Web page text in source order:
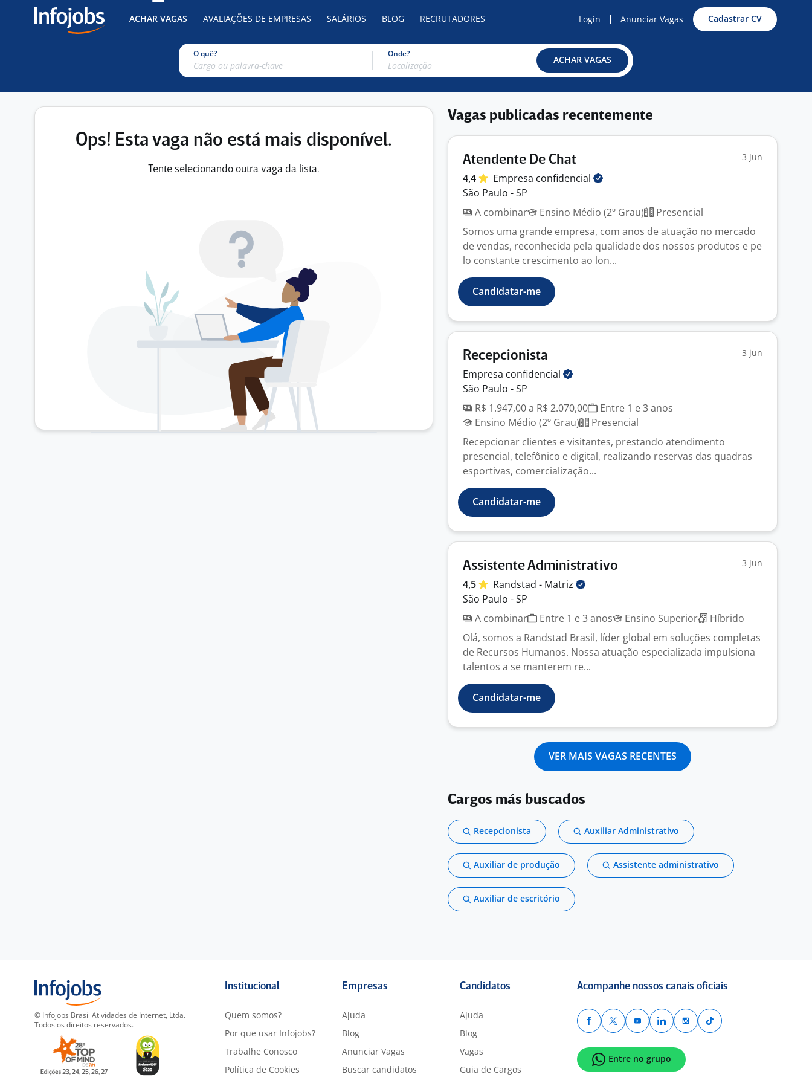
ACHAR VAGAS AVALIAÇÕES DE EMPRESAS SALÁRIOS BLOG RECRUTADORES Login Anunciar Vagas Cadastrar CV
O quê? Onde?
ACHAR VAGAS
Ops! Esta vaga não está mais disponível.
Tente selecionando outra vaga da lista.
Vagas publicadas recentemente
Atendente De Chat 3 jun
4,4 Empresa confidencial
São Paulo - SP
A combinar
Ensino Médio (2º Grau)
Presencial
Somos uma grande empresa, com anos de atuação no mercado
de vendas, reconhecida pela qualidade dos nossos produtos e pe
lo constante crescimento ao lon...
Candidatar-me
Recepcionista 3 jun
Empresa confidencial
São Paulo - SP
R$ 1.947,00 a R$ 2.070,00
Entre 1 e 3 anos
Ensino Médio (2º Grau)
Presencial
Recepcionar clientes e visitantes, prestando atendimento
presencial, telefônico e digital, realizando reservas das quadras
esportivas, comercialização...
Candidatar-me
Assistente Administrativo 3 jun
4,5 Randstad - Matriz
São Paulo - SP
A combinar
Entre 1 e 3 anos Ensino Superior
Híbrido
Olá, somos a Randstad Brasil, líder global em soluções completas
de Recursos Humanos. Nossa atuação especializada impulsiona
talentos a se manterem re...
Candidatar-me
VER MAIS VAGAS RECENTES
Cargos más buscados
Recepcionista Auxiliar Administrativo
Auxiliar de produção Assistente administrativo
Auxiliar de escritório
© Infojobs Brasil Atividades de Internet, Ltda.
Todos os direitos reservados.
Institucional
Quem somos?
Por que usar Infojobs?
Trabalhe Conosco
Política de Cookies
Empresas
Ajuda
Blog
Anunciar Vagas
Buscar candidatos
Candidatos
Ajuda
Blog
Vagas
Guia de Cargos
Acompanhe nossos canais oficiais
Entre no grupo